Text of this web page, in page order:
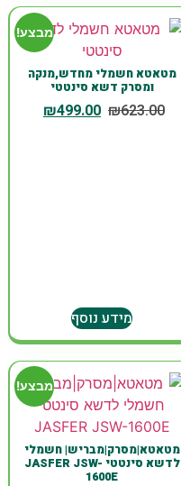
מבצע!
מטאטא חשמלי מחדש,מנקה
ומסרק דשא סינטטי
₪623.00
₪499.00
מידע נוסף
מבצע!
מטאטא|מסרק|מבריש| חשמלי
לדשא סינטטי JASFER JSW-
1600E